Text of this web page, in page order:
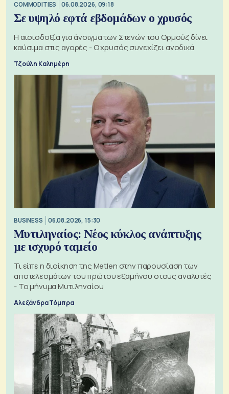
COMMODITIES 06.08.2026, 09:18
Σε υψηλό εφτά εβδομάδων ο χρυσός
Η αισιοδοξία για άνοιγμα των Στενών του Ορμούζ δίνει
καύσιμα στις αγορές - Ο χρυσός συνεχίζει ανοδικά
Τζούλη Καλημέρη
BUSINESS 06.08.2026, 15:30
Μυτιληναίος: Νέος κύκλος ανάπτυξης
με ισχυρό ταμείο
Τι είπε η διοίκηση της Metlen στην παρουσίαση των
αποτελεσμάτων του πρώτου εξαμήνου στους αναλυτές
- Το μήνυμα Μυτιληναίου
Αλεξάνδρα Τόμπρα